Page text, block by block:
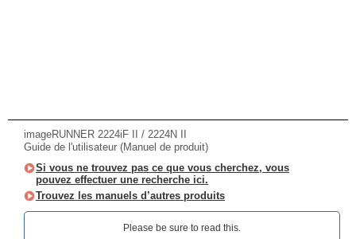
imageRUNNER 2224iF II / 2224N II
Guide de l'utilisateur (Manuel de produit)
Si vous ne trouvez pas ce que vous cherchez, vous
pouvez effectuer une recherche ici.
Trouvez les manuels d’autres produits
Please be sure to read this.‎